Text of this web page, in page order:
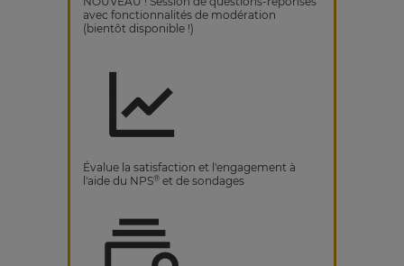
avec fonctionnalités de modération
(bientôt disponible !)
Évalue la satisfaction et l'engagement à
l'aide du NPS® et de sondages